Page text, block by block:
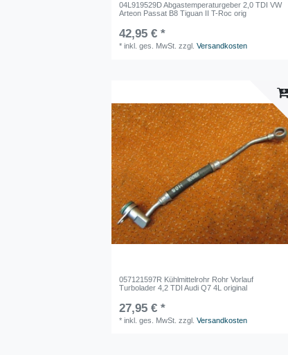
04L919529D Abgastemperaturgeber 2,0 TDI VW
Arteon Passat B8 Tiguan II T-Roc orig
42,95 € *
*inkl. ges. MwSt. zzgl.Versandkosten
057121597R Kühlmittelrohr Rohr Vorlauf
Turbolader 4,2 TDI Audi Q7 4L original
27,95 € *
*inkl. ges. MwSt. zzgl.Versandkosten